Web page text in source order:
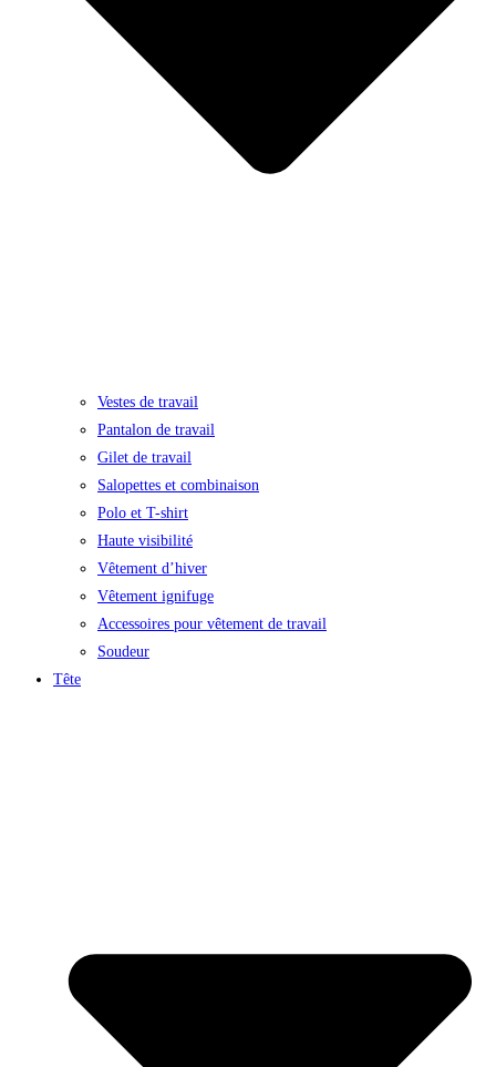
Vestes de travail
Pantalon de travail
Gilet de travail
Salopettes et combinaison
Polo et T-shirt
Haute visibilité
Vêtement d’hiver
Vêtement ignifuge
Accessoires pour vêtement de travail
Soudeur
Tête